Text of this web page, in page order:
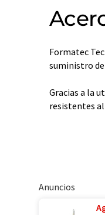
Formatec
suministro
Gracias a la
resistentes
Anuncios